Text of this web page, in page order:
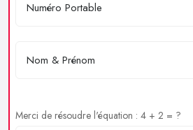
Merci de résoudre l'équation : 4 + 2 = ?